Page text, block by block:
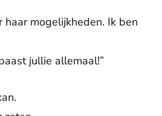
mogelijkheden. Ik ben
jullie allemaal!”